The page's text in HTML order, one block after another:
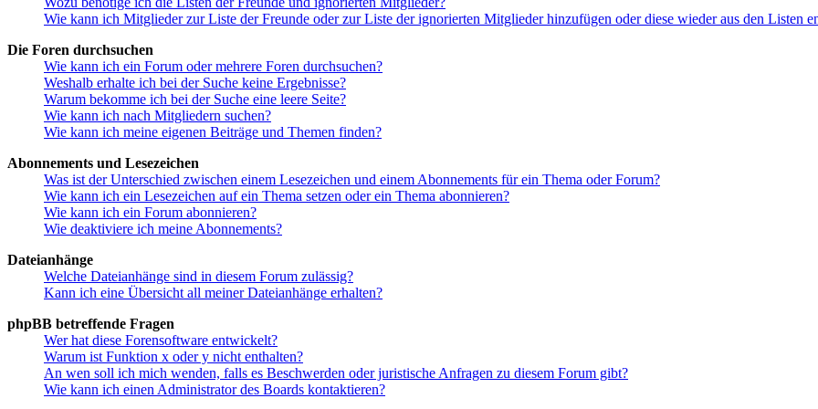
Wie kann ich Mitglieder zur Liste der Freunde oder zur Liste der ignorierten Mitglieder hinzufügen oder diese wieder aus den Listen
Die Foren durchsuchen
Wie kann ich ein Forum oder mehrere Foren durchsuchen?
Weshalb erhalte ich bei der Suche keine Ergebnisse?
Warum bekomme ich bei der Suche eine leere Seite?
Wie kann ich nach Mitgliedern suchen?
Wie kann ich meine eigenen Beiträge und Themen finden?
Abonnements und Lesezeichen
Was ist der Unterschied zwischen einem Lesezeichen und einem Abonnements für ein Thema oder Forum?
Wie kann ich ein Lesezeichen auf ein Thema setzen oder ein Thema abonnieren?
Wie kann ich ein Forum abonnieren?
Wie deaktiviere ich meine Abonnements?
Dateianhänge
Welche Dateianhänge sind in diesem Forum zulässig?
Kann ich eine Übersicht all meiner Dateianhänge erhalten?
phpBB betreffende Fragen
Wer hat diese Forensoftware entwickelt?
Warum ist Funktion x oder y nicht enthalten?
An wen soll ich mich wenden, falls es Beschwerden oder juristische Anfragen zu diesem Forum gibt?
Wie kann ich einen Administrator des Boards kontaktieren?